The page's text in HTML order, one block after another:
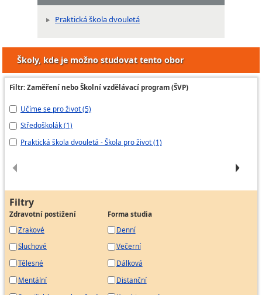
Praktická škola dvouletá
Školy, kde je možno studovat tento obor
Filtr: Zaměření nebo Školní vzdělávací program (ŠVP)
Učíme se pro život (5)
Středoškolák (1)
Praktická škola dvouletá - Škola pro život (1)
Filtry
Zdravotní postižení
Zrakové
Sluchové
Tělesné
Mentální
Forma studia
Denní
Večerní
Dálková
Distanční